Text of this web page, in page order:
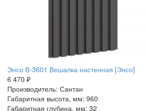
Энсо В-3601 Вешалка настенная [Энсо]
6 470 ₽
Производитель: Сантан
Габаритная высота, мм: 960
Габаритная глубина, мм: 32